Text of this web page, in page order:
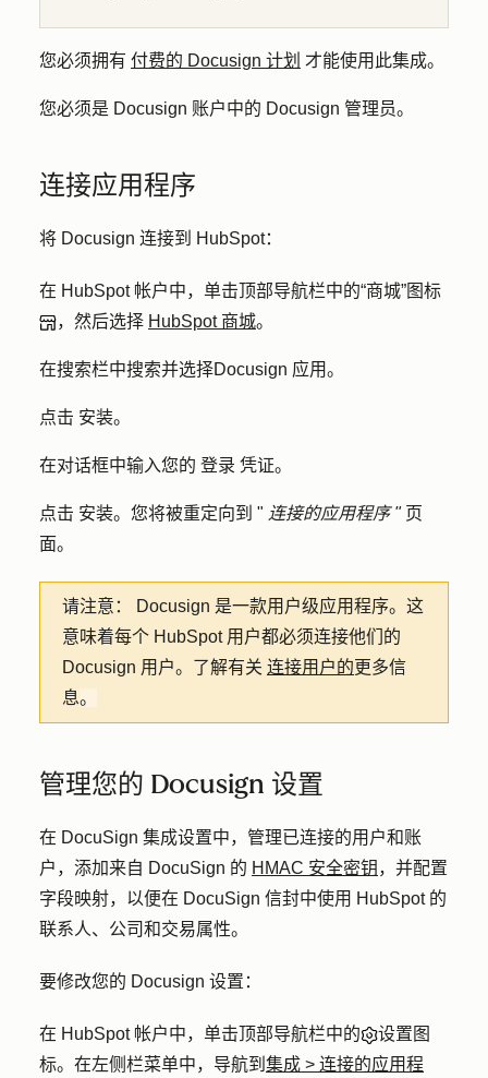
您必须拥有 付费的 Docusign 计划 才能使用此集成。
您必须是 Docusign 账户中的 Docusign 管理员。
连接应用程序
将 Docusign 连接到 HubSpot：
在 HubSpot 帐户中，单击顶部导航栏中的“商城”图标
，然后选择 HubSpot 商城。
在搜索栏中搜索并选择Docusign 应用。
点击 安装。
在对话框中输入您的 登录 凭证。
点击 安装。您将被重定向到 " 连接的应用程序 "页
面。
请注意：
Docusign 是一款用户级应用程序。这
意味着每个 HubSpot 用户都必须连接他们的
Docusign 用户。了解有关 连接用户的更多信
息。
管理您的 Docusign 设置
在 DocuSign 集成设置中，管理已连接的用户和账
户，添加来自 DocuSign 的 HMAC 安全密钥 ，并配置
字段映射，以便在 DocuSign 信封中使用 HubSpot 的
联系人、公司和交易属性。
要修改您的 Docusign 设置：
在 HubSpot 帐户中，单击顶部导航栏中的
设置图
标。在左侧栏菜单中，导航到 集成 > 连接的应用程